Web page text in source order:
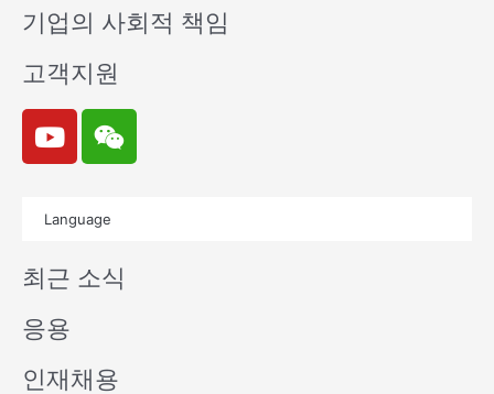
기업의 사회적 책임
고객지원
Y
o
u
e
W
e
i
n
Language
최근 소식
응용
인재채용